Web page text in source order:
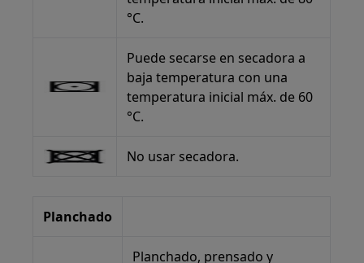
°C.
Puede secarse en secadora a
baja temperatura con una
temperatura inicial máx. de 60
°C.
No usar secadora.
Planchado
Planchado, prensado y